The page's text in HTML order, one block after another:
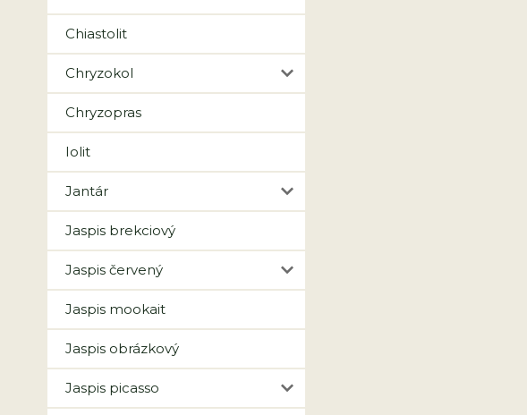
Chiastolit
Chryzokol
Chryzopras
Iolit
Jantár
Jaspis brekciový
Jaspis červený
Jaspis mookait
Jaspis obrázkový
Jaspis picasso